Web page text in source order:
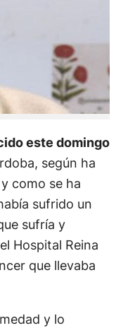
este domingo
según ha
como se ha
sufrido un
sufría y
Hospital Reina
que llevaba
y lo